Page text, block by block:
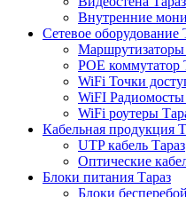
Внутренние
Сетевое оборудование
Маршрутизаторы
POE коммутатор
WiFi Точки
WiFI Радиомосты
WiFi роутеры
Кабельная продукция
UTP кабель Тараз
Оптические
Блоки питания Тараз
Блоки